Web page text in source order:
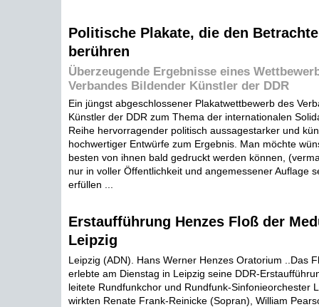
Politische Plakate, die den
berühren
Überzeugende Ergebnisse eines
Verbandes Bildender Künstler der DDR
Ein jüngst abgeschlossener Plakatwettbewerb des
Künstler der DDR zum Thema der internationalen
Reihe hervorragender politisch aussagestarker und
hochwertiger Entwürfe zum Ergebnis. Man möchte
besten von ihnen bald gedruckt werden können,
nur in voller Öffentlichkeit und angemessener Auflage
erfüllen ...
Erstaufführung Henzes Floß der
Leipzig
Leipzig (ADN). Hans Werner Henzes Oratorium ..Das
erlebte am Dienstag in Leipzig seine DDR-
leitete Rundfunkchor und Rundfunk-Sinfonieorchester
wirkten Renate Frank-Reinicke (Sopran), William